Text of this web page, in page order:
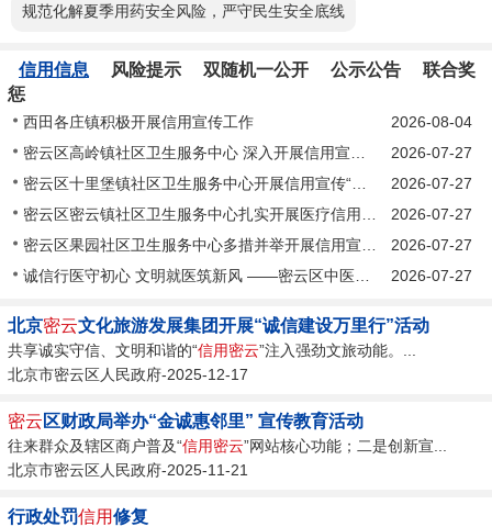
规范化解夏季用药安全风险，严守民生安全底线
信用信息 风险提示 双随机一公开 公示公告
联合奖
惩
2026-08-04
西田各庄镇积极开展信用宣传工作
2026-07-27
密云区高岭镇社区卫生服务中心 深入开展信用宣传“进医院”活动
2026-07-27
密云区十里堡镇社区卫生服务中心开展信用宣传“进医院”主题活动
2026-07-27
密云区密云镇社区卫生服务中心扎实开展医疗信用体系宣传教育活动
2026-07-27
密云区果园社区卫生服务中心多措并举开展信用宣传 助推诚信医疗建设
2026-07-27
诚信行医守初心 文明就医筑新风 ——密云区中医医院扎实开展社会信用体系建设主题宣传活动
北京密云文化旅游发展集团开展“诚信建设万里行”活动
共享诚实守信、文明和谐的“信用密云”注入强劲文旅动能。...
北京市密云区人民政府-2025-12-17
密云 区财政局举办“金诚惠邻里” 宣传教育活动
往来群众及辖区商户普及“信用密云”网站核心功能；二是创新宣...
北京市密云区人民政府-2025-11-21
行政处罚信用修复